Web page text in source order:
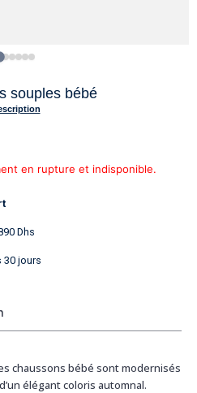
souples bébé
en rupture et indisponible.
Dhs
30 jours
chaussons bébé sont modernisés
élégant coloris automnal.